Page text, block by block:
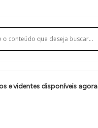
e videntes disponíveis agora